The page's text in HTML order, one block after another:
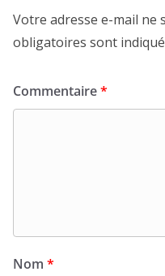
Votre adresse e-mail ne
obligatoires sont
Commentaire*
Nom *